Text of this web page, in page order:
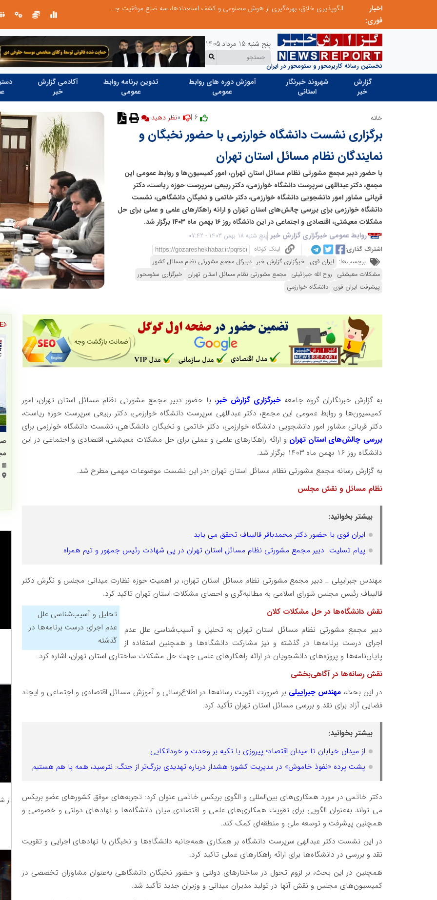
اخبار
فوری:
الگوپذیری خلاق، بهره‌گیری از هوش مصنوعی و کشف استعدادها، سه ضلع موفقیت جوانان کارآفرین
نخستین رسانه کاربرمحور و سئومحور در ایران
پنج شنبه 15 مرداد 1405
گزارش
خبر
شهروند خبرنگار
استانی
آموزش دوره های روابط
عمومی
تدوین برنامه روابط
عمومی
آکادمی گزارش
خبر
خانه
برگزاری نشست دانشگاه خوارزمی با حضور نخبگان و
نمایندگان نظام مسائل استان تهران
با حضور دبیر مجمع مشورتی نظام مسائل استان تهران، امور کمیسیون‌ها و روابط عمومی این
مجمع، دکتر عبداللهی سرپرست دانشگاه خوارزمی، دکتر ربیعی سرپرست حوزه ریاست، دکتر
قربانی مشاور امور دانشجویی دانشگاه خوارزمی، دکتر خاتمی و نخبگان دانشگاهی، نشست
دانشگاه خوارزمی برای بررسی چالش‌های استان تهران و ارائه راهکارهای علمی و عملی برای حل
مشکلات معیشتی، اقتصادی و اجتماعی در این دانشگاه روز ۱۶ بهمن ماه ۱۴۰۳ برگزار شد.
روابط عمومی خبرگزاری گزارش خبر پنج شنبه 18 بهمن 1403 - 07:42
اشتراک گذاری:
لینک کوتاه
برچسب‌ها: ایران قوی خبرگزاری گزارش خبر دبیرکل مجمع مشورتی نظام مسائل کشور
مشکلات معیشتی روح الله جبرائیلی مجمع مشورتی نظام مسائل استان تهران خبرگزاری سئومحور
پیشرفت ایران قوی دانشگاه خوارزمی
به گزارش خبرنگاران گروه جامعهخبرگزاری گزارش خبر، با حضور دبیر مجمع مشورتی نظام مسائل استان تهران، امور
کمیسیون‌ها و روابط عمومی این مجمع، دکتر عبداللهی سرپرست دانشگاه خوارزمی، دکتر ربیعی سرپرست حوزه ریاست،
دکتر قربانی مشاور امور دانشجویی دانشگاه خوارزمی، دکتر خاتمی و نخبگان دانشگاهی، نشست دانشگاه خوارزمی برای
بررسی چالش‌های استان تهران و ارائه راهکارهای علمی و عملی برای حل مشکلات معیشتی، اقتصادی و اجتماعی در این
دانشگاه روز ۱۶ بهمن ماه ۱۴۰۳ برگزار شد.
به گزارش رسانه مجمع مشورتی نظام مسائل استان تهران ؛در این نشست موضوعات مهمی مطرح شد.
نظام مسائل و نقش مجلس
بیشتر بخوانید:
ایران قوی با حضور دکتر محمدباقر قالیباف تحقق می یابد
پیام تسلیت دبیر مجمع مشورتی نظام مسائل استان تهران در پی شهادت رئیس جمهور و تیم همراه ‌‌‌‌‌‌‌‌‌‌‌‌‌‌‌‌‌‌‌‌
مهندس جبراییلی _ دبیر مجمع مشورتی نظام مسائل استان تهران، بر اهمیت حوزه نظارت میدانی مجلس و نگرش دکتر
قالیباف رئیس مجلس شورای اسلامی به مطالبه‌گری و احصای مشکلات استان تهران تاکید کرد.
تحلیل و آسیب‌شناسی علل
عدم اجرای درست برنامه‌ها در
گذشته
نقش دانشگاه‌ها در حل مشکلات کلان
دبیر مجمع مشورتی نظام مسائل استان تهران به تحلیل و آسیب‌شناسی علل عدم
اجرای درست برنامه‌ها در گذشته و نیز مشارکت دانشگاه‌ها و همچنین استفاده از
پایان‌نامه‌ها و پروژه‌های دانشجویان در ارائه راهکارهای علمی جهت حل مشکلات ساختاری استان تهران، اشاره کرد.
نقش رسانه‌ها در آگاهی‌بخشی
در این بحث، مهندس جبراییلی بر ضرورت تقویت رسانه‌ها در اطلاع‌رسانی و آموزش مسائل اقتصادی و اجتماعی و ایجاد
فضایی آزاد برای نقد و بررسی مسائل استان تهران تأکید کرد.
بیشتر بخوانید:
از میدان خیابان تا میدان اقتصاد؛ پیروزی با تکیه بر وحدت و خوداتکایی
پشت پرده «نفوذ خاموش» در مدیریت کشور؛ هشدار درباره تهدیدی بزرگ‌تر از جنگ: نترسید، همه با هم هستیم
دکتر خاتمی در مورد همکاری‌های بین‌المللی و الگوی بریکس خاتمی عنوان کرد: تجربه‌های موفق کشورهای عضو بریکس
می تواند به‌عنوان الگویی برای تقویت همکاری‌های علمی و اقتصادی میان دانشگاه‌ها و نهادهای دولتی و خصوصی و
همچنین پیشرفت و توسعه ملی و منطقه‌ای کمک کند.
در این نشست دکتر عبدالهی سرپرست دانشگاه بر همکاری همه‌جانبه دانشگاه‌ها و نخبگان با نهادهای اجرایی و تقویت
نقد و بررسی در دانشگاه‌ها برای ارائه راهکارهای عملی تاکید کرد.
همچنین در این بحث، بر لزوم تحول در ساختارهای دولتی و حضور نخبگان دانشگاهی به‌عنوان مشاوران تخصصی در
کمیسیون‌های مجلس و نقش آنها در تولید مدیران میدانی و وزیران جدید تأکید شد.
از